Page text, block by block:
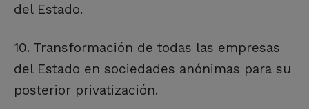
del Estado.
10. Transformación de todas las empresas
del Estado en sociedades anónimas para su
posterior privatización.